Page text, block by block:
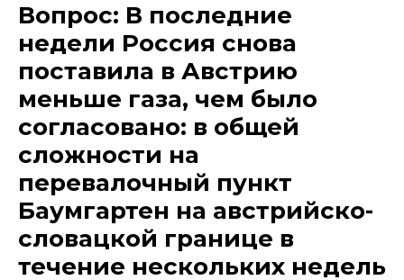
Вопрос: В последние
недели Россия снова
поставила в Австрию
меньше газа, чем было
согласовано: в общей
сложности на
перевалочный пункт
Баумгартен на австрийско-
словацкой границе в
течение нескольких недель